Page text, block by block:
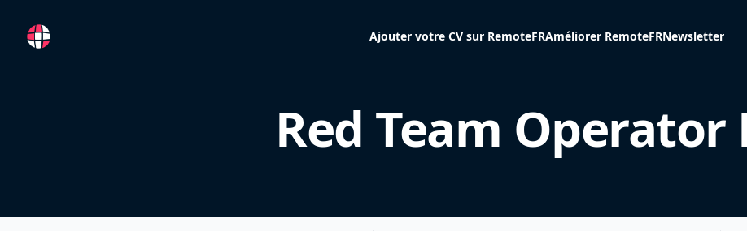
RemoteFR Ajouter votre CV sur RemoteFRAméliorer RemoteFRNewsletter
Red Team Operator